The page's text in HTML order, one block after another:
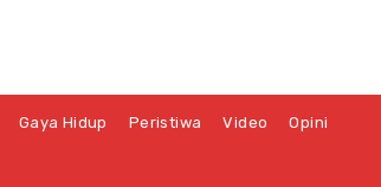
Gaya Hidup Peristiwa Video Opini